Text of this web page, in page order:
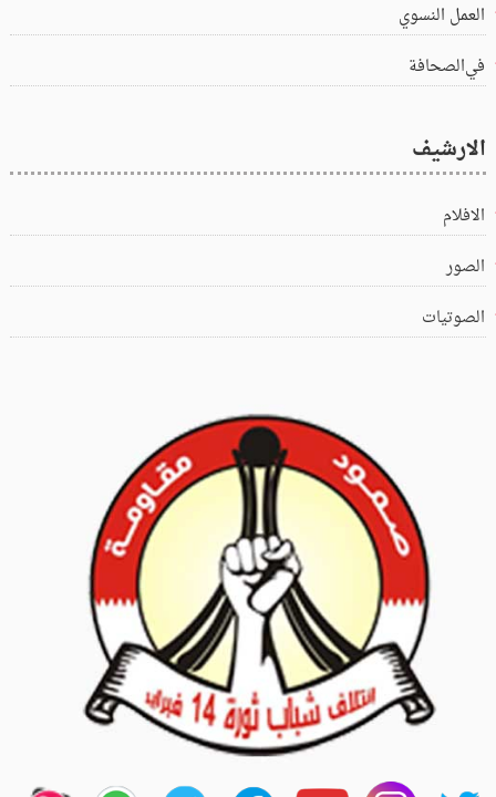
العمل النسوي
في‌الصحافة
الارشيف
الافلام
الصور
الصوتيات